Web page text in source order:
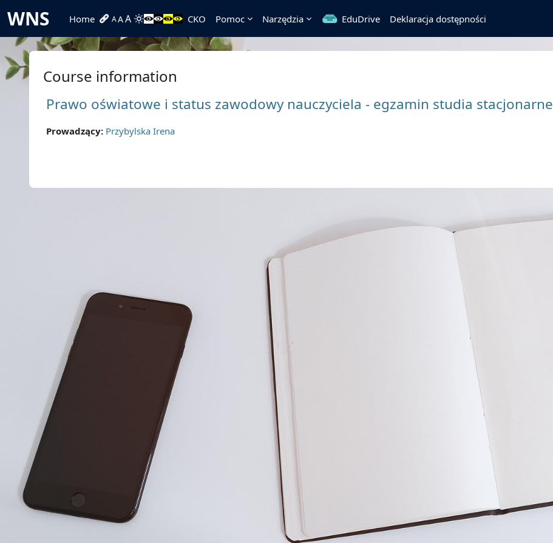
WNS Home AAA CKO Pomoc Narzędzia EduDrive Deklaracja dostępności
Course information
Prawo oświatowe i status zawodowy nauczyciela - egzamin studia stacjonarne
Prowadzący: Przybylska Irena